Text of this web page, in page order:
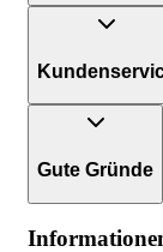
Gute Gründe